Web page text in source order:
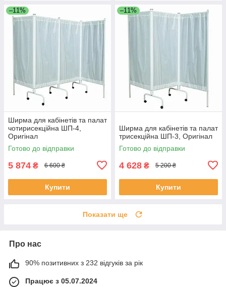
–11%
Ширма для кабінетів та палат
чотирисекційна ШП-4,
Оригінал
Готово до відправки
5 874 ₴ 6 600 ₴
Купити
–11%
Ширма для кабінетів та палат
трисекційна ШП-3, Оригінал
Готово до відправки
4 628 ₴ 5 200 ₴
Купити
Показати ще
Про нас
90% позитивних з 232 відгуків за рік
Працює з 05.07.2024